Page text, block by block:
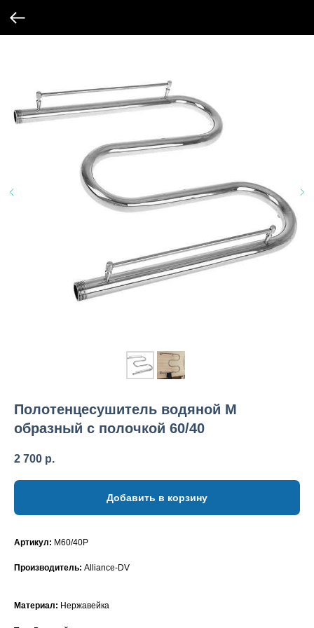
Полотенцесушитель водяной М
образный с полочкой 60/40
2 700 р.
Добавить в корзину
Артикул: M60/40P
Производитель: Alliance-DV
Материал: Нержавейка